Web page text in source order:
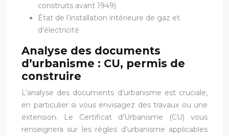
construits avant 1949)
État de l’installation intérieure de gaz et
d’électricité
Analyse des documents
d’urbanisme : CU, permis de
construire
L’analyse des documents d’urbanisme est cruciale,
en particulier si vous envisagez des travaux ou une
extension. Le Certificat d’Urbanisme (CU) vous
renseignera sur les règles d’urbanisme applicables